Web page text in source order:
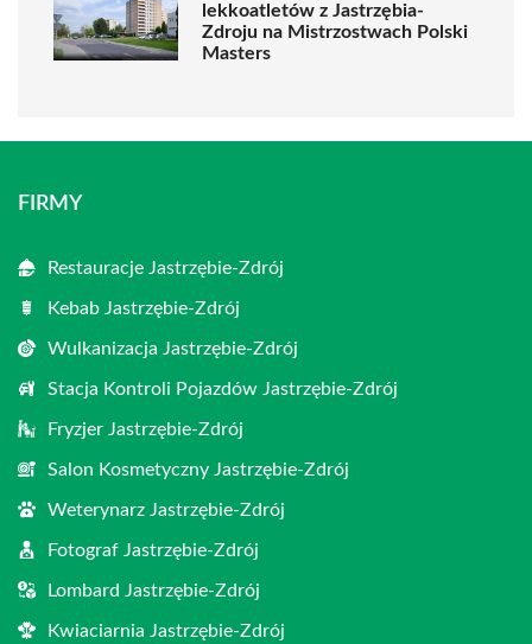
lekkoatletów z Jastrzębia-
Zdroju na Mistrzostwach Polski
Masters
FIRMY
Restauracje Jastrzębie-Zdrój
Kebab Jastrzębie-Zdrój
Wulkanizacja Jastrzębie-Zdrój
Stacja Kontroli Pojazdów Jastrzębie-Zdrój
Fryzjer Jastrzębie-Zdrój
Salon Kosmetyczny Jastrzębie-Zdrój
Weterynarz Jastrzębie-Zdrój
Fotograf Jastrzębie-Zdrój
Lombard Jastrzębie-Zdrój
Kwiaciarnia Jastrzębie-Zdrój